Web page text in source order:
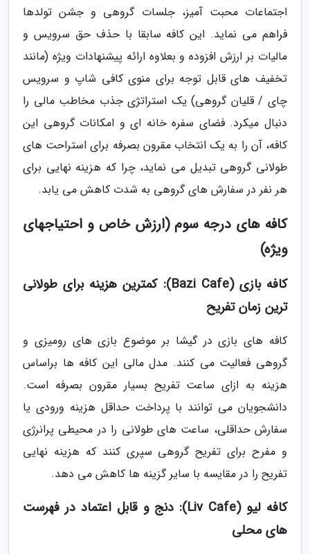
اجتماعات محبت آمیز، جلسات گروهی و جشن تولدها
فراهم می نماید. این کافه سابقا با حذف حق سرویس و
مالیات بر ارزش افزوده و بعلاوه ارائه پیشنهادات ویژه (مانند
تخفیف های قابل توجه برای منوی کافی شاپ و سرویس
چای / قلیان گروهی) یک استراتژی جذب مخاطب مالی را
دنبال میکرد. فضای سفره خانه ای و امکانات گروهی این
کافه، آن را به یک انتخاب مقرون بصرفه برای استراحت های
طولانی گروهی تبدیل می نماید، چرا که هزینه نهایی برای
هر نفر در سفارش های گروهی به شدت کاهش می یابد.
کافه های درجه سوم (ارزش خاص و احتیاجهای
ویژه)
کافه بازی (Bazi Cafe): کمترین هزینه برای طولانی
ترین زمان تفریح
کافه های بازی در گیشا بر موضوع بازی های رومیزی و
گروهی فعالیت می کنند. مدل مالی این کافه ها براساس
هزینه به ازای ساعت تفریح بسیار مقرون بصرفه است.
دانشجویان می توانند با پرداخت حداقل هزینه ورودی یا
سفارش حداقلی، ساعت های طولانی را در محیطی پرانرژی
و مفرح برای تفریح گروهی سپری کنند که هزینه نهایی
تفریح را در مقایسه با سایر گزینه ها کاهش می دهد.
کافه لیو (Liv Cafe): دنج و قابل اعتماد در فهرست
های محلی